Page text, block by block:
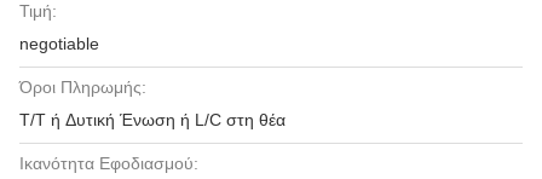
Τιμή:
negotiable
Όροι Πληρωμής:
T/T ή Δυτική Ένωση ή L/C στη θέα
Ικανότητα Εφοδιασμού: